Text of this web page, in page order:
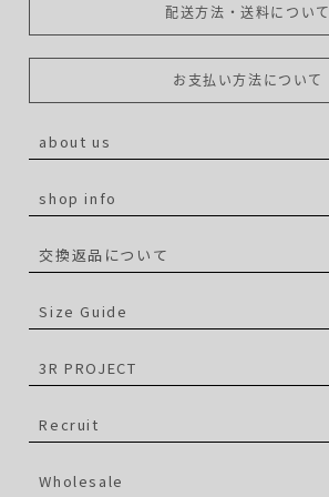
配送方法・送料について
お支払い方法について
about us
shop info
交換返品について
Size Guide
3R PROJECT
Recruit
Wholesale